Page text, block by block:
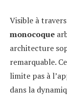
Visible à
monocoque
architecture
remarquable.
limite pas à
dans la